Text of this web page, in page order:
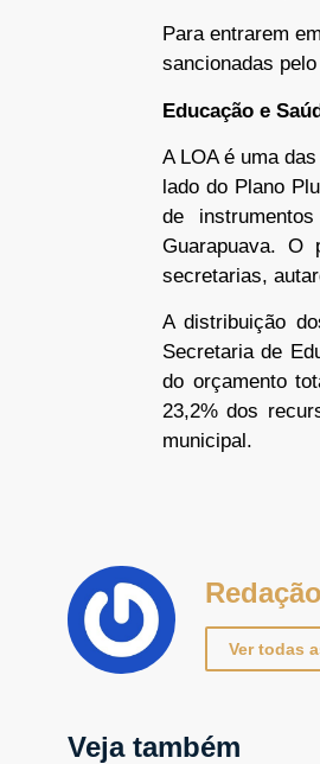
Para entrarem
sancionadas
Educação e
A LOA é uma
lado do Plano
de
Guarapuava. O
secretarias,
A distribuição
Secretaria de
do orçamento
23,2% dos
municipal.
Redação
Ver todas
Veja também